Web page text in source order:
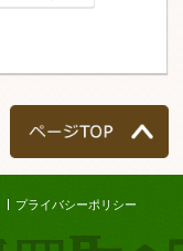
プライバシーポリシー